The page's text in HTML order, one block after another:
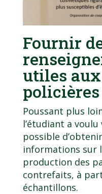
Fournir
utiles
policières
Poussant plus
l’étudiant a
possible
informations sur
production des
contrefaits, à
échantillons.